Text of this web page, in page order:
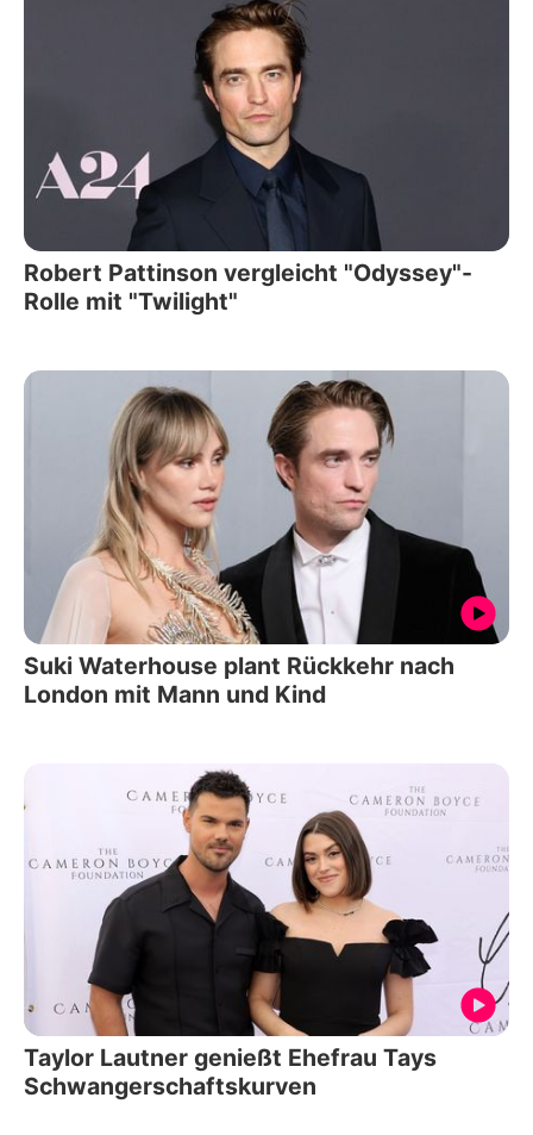
Robert Pattinson vergleicht "Odyssey"-
Rolle mit "Twilight"
Suki Waterhouse plant Rückkehr nach
London mit Mann und Kind
Taylor Lautner genießt Ehefrau Tays
Schwangerschaftskurven